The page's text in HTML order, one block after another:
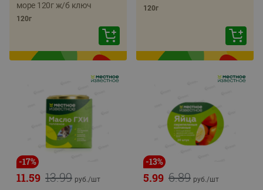
море 120г ж/б ключ
120г
120г
-17%
13.99
11.59 руб./шт
-13%
6.89
5.99 руб./шт